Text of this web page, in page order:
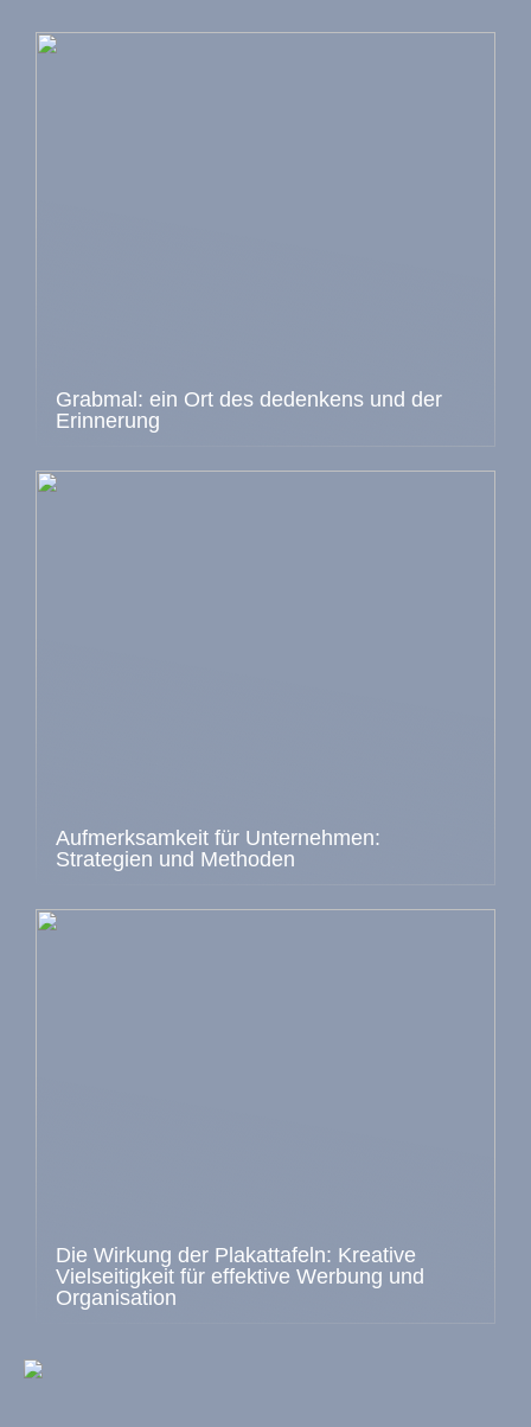
Grabmal: ein Ort des dedenkens und der
Erinnerung
Aufmerksamkeit für Unternehmen:
Strategien und Methoden
Die Wirkung der Plakattafeln: Kreative
Vielseitigkeit für effektive Werbung und
Organisation